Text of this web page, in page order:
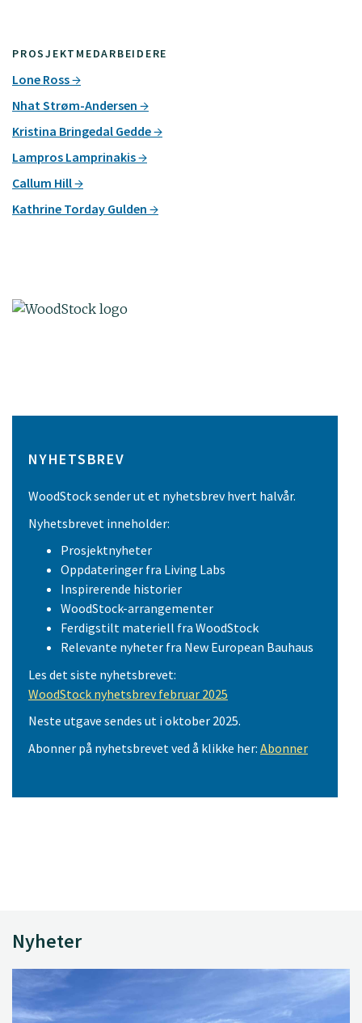
PROSJEKTMEDARBEIDERE
Lone Ross
Nhat Strøm-Andersen
Kristina Bringedal Gedde
Lampros Lamprinakis
Callum Hill
Kathrine Torday Gulden
NYHETSBREV
WoodStock sender ut et nyhetsbrev hvert halvår.
Nyhetsbrevet inneholder:
Prosjektnyheter
Oppdateringer fra Living Labs
Inspirerende historier
WoodStock-arrangementer
Ferdigstilt materiell fra WoodStock
Relevante nyheter fra New European Bauhaus
Les det siste nyhetsbrevet:
WoodStock nyhetsbrev februar 2025
Neste utgave sendes ut i oktober 2025.
Abonner på nyhetsbrevet ved å klikke her: Abonner
Nyheter